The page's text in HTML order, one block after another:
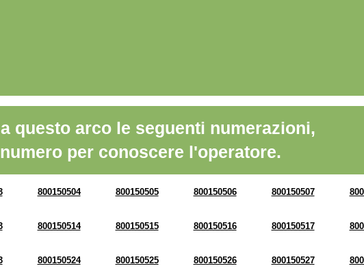
questo arco le seguenti numerazioni,
per conoscere l'operatore.
800150504 800150505 800150506 800150507
800150514 800150515 800150516 800150517
800150524 800150525 800150526 800150527